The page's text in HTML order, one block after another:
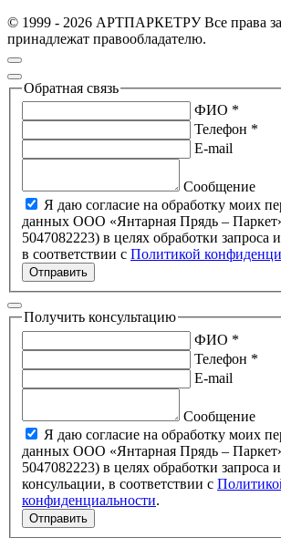
© 1999 - 2026 АРТПАРКЕТРУ Все права
принадлежат правообладателю.
Обратная связь
ФИО *
Телефон *
E-mail
Сообщение
Я даю согласие на обработку моих
данных ООО «Янтарная Прядь –
5047082223) в целях обработки запроса и обратной связи,
в соответствии с Политикой
Отправить
Получить консультацию
ФИО *
Телефон *
E-mail
Сообщение
Я даю согласие на обработку моих
данных ООО «Янтарная Прядь –
5047082223) в целях обработки запроса и полченя
консульации, в соответствии с
конфиденциальности.
Отправить